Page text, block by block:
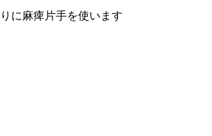
に麻痺片手を使います